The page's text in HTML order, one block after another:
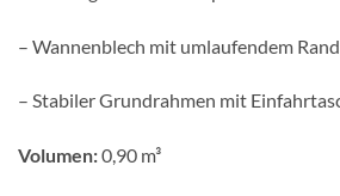
– Wannenblech mit umlaufendem
– Stabiler Grundrahmen mit
Volumen:0,90 m³